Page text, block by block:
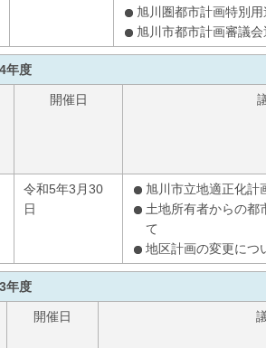
旭川圏都市計画特別
旭川市都市計画審議
年度
開催日
令和5年3月30
日
旭川市立地適正化計
土地所有者からの都
て
地区計画の変更につ
年度
開催日